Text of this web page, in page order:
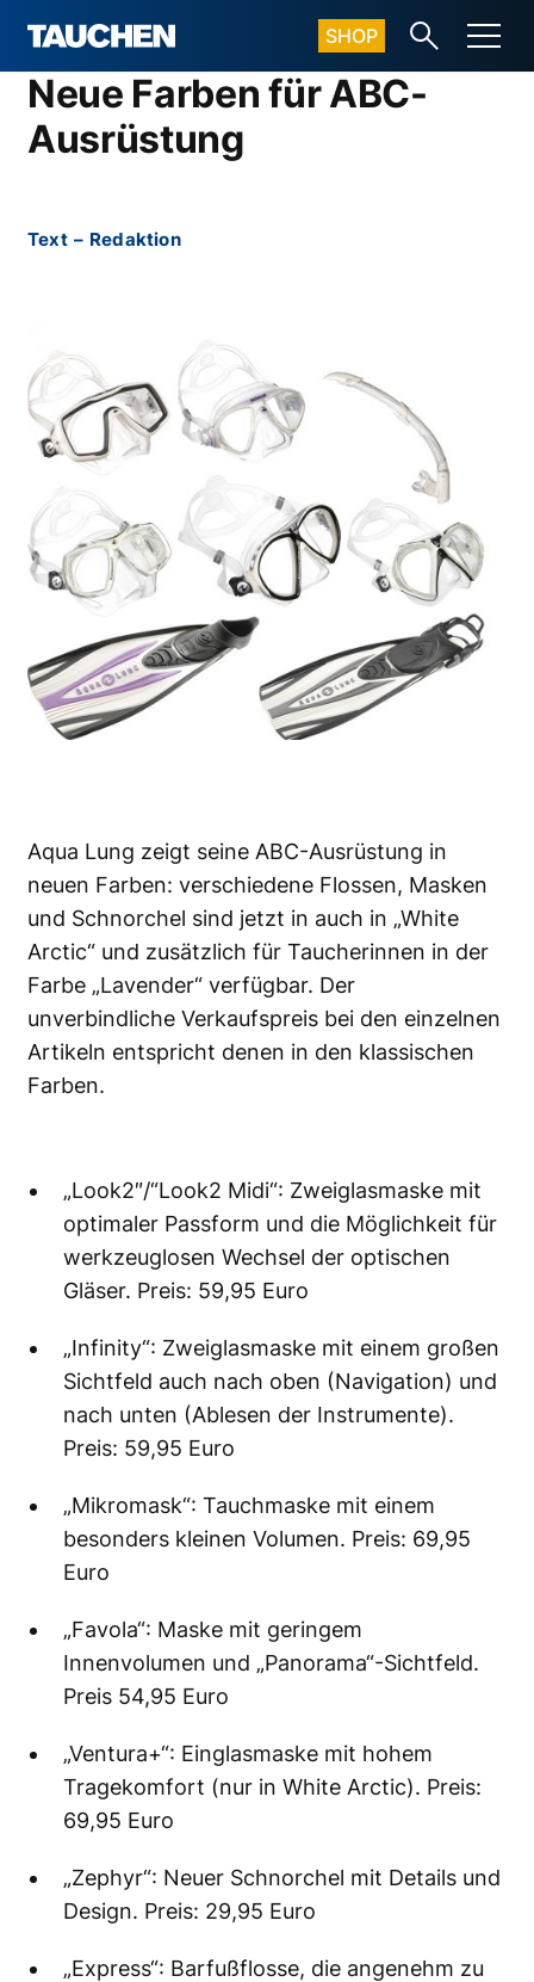
SHOP
Neue Farben für ABC-
Ausrüstung
Text – Redaktion
Aqua Lung zeigt seine ABC-Ausrüstung in
neuen Farben: verschiedene Flossen, Masken
und Schnorchel sind jetzt in auch in „White
Arctic“ und zusätzlich für Taucherinnen in der
Farbe „Lavender“ verfügbar. Der
unverbindliche Verkaufspreis bei den einzelnen
Artikeln entspricht denen in den klassischen
Farben.
„Look2″/“Look2 Midi“: Zweiglasmaske mit
optimaler Passform und die Möglichkeit für
werkzeuglosen Wechsel der optischen
Gläser. Preis: 59,95 Euro
„Infinity“: Zweiglasmaske mit einem großen
Sichtfeld auch nach oben (Navigation) und
nach unten (Ablesen der Instrumente).
Preis: 59,95 Euro
„Mikromask“: Tauchmaske mit einem
besonders kleinen Volumen. Preis: 69,95
Euro
„Favola“: Maske mit geringem
Innenvolumen und „Panorama“-Sichtfeld.
Preis 54,95 Euro
„Ventura+“: Einglasmaske mit hohem
Tragekomfort (nur in White Arctic). Preis:
69,95 Euro
„Zephyr“: Neuer Schnorchel mit Details und
Design. Preis: 29,95 Euro
„Express“: Barfußflosse, die angenehm zu